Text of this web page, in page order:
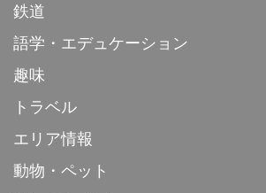
鉄道
語学・エデュケーション
趣味
トラベル
エリア情報
動物・ペット